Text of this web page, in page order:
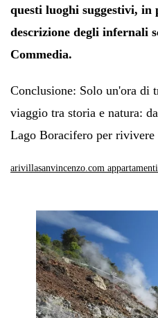
questi luoghi suggestivi, in
descrizione degli infernali
Commedia.
Conclusione: Solo un'ora di
viaggio tra storia e natura:
Lago Boracifero per rivivere
arivillasanvincenzo.com